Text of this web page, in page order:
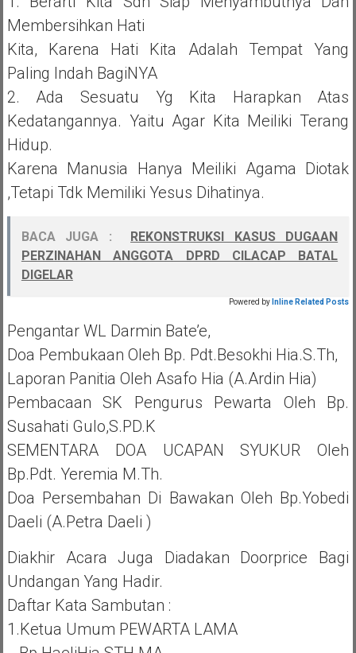
Membersihkan Hati
Kita, Karena Hati Kita Adalah Tempat Yang
Paling Indah BagiNYA
2. Ada Sesuatu Yg Kita Harapkan Atas
Kedatangannya. Yaitu Agar Kita Meiliki Terang
Hidup.
Karena Manusia Hanya Meiliki Agama Diotak
,tetapi Tdk Memiliki Yesus Dihatinya.
BACA JUGA :
REKONSTRUKSI KASUS DUGAAN
PERZINAHAN ANGGOTA DPRD CILACAP BATAL
DIGELAR
Powered by Inline Related Posts
Pengantar WL Darmin Bate’e,
Doa Pembukaan Oleh Bp. Pdt.Besokhi Hia.S.Th,
Laporan Panitia Oleh Asafo Hia (a.ardin Hia)
Pembacaan SK Pengurus Pewarta Oleh Bp.
Susahati Gulo,S.PD.K
SEMENTARA DOA UCAPAN SYUKUR Oleh
Bp.Pdt. Yeremia M.Th.
Doa Persembahan Di Bawakan Oleh Bp.Yobedi
Daeli (a.Petra Daeli )
Diakhir Acara Juga Diadakan Doorprice Bagi
Undangan Yang Hadir.
Daftar Kata Sambutan :
1.Ketua Umum PEWARTA LAMA